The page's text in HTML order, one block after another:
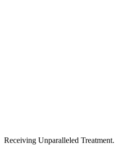
Receiving Unparalleled Treatment.